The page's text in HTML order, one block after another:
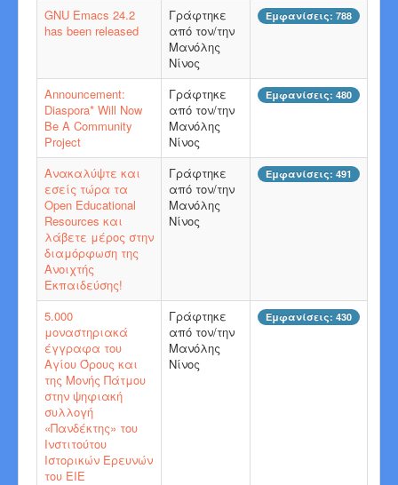
GNU Emacs 24.2
has been released
Γράφτηκε
από τον/την
Μανόλης
Νίνος
Εμφανίσεις: 788
Announcement:
Diaspora* Will Now
Be A Community
Project
Γράφτηκε
από τον/την
Μανόλης
Νίνος
Εμφανίσεις: 480
Ανακαλύψτε και
εσείς τώρα τα
Open Educational
Resources και
λάβετε μέρος στην
διαμόρφωση της
Ανοιχτής
Εκπαιδεύσης!
Γράφτηκε
από τον/την
Μανόλης
Νίνος
Εμφανίσεις: 491
5.000
μοναστηριακά
έγγραφα του
Αγίου Όρους και
της Μονής Πάτμου
στην ψηφιακή
συλλογή
«Πανδέκτης» του
Ινστιτούτου
Ιστορικών Ερευνών
του ΕΙΕ
Γράφτηκε
από τον/την
Μανόλης
Νίνος
Εμφανίσεις: 430